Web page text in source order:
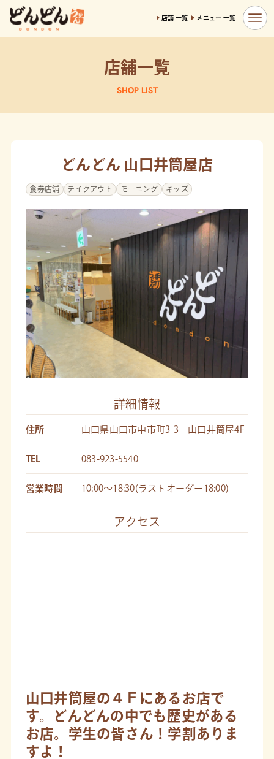
店舗一覧
SHOP LIST
どんどん 山口井筒屋店
食券店舗 テイクアウト モーニング キッズ
詳細情報
住所 山口県山口市中市町3-3 山口井筒屋4F
TEL 083-923-5540
営業時間 10:00～18:30(ラストオーダー18:00)
アクセス
山口井筒屋の４Ｆにあるお店で
す。どんどんの中でも歴史がある
お店。学生の皆さん！学割ありま
すよ！
店舗 一覧 メニュー 一覧